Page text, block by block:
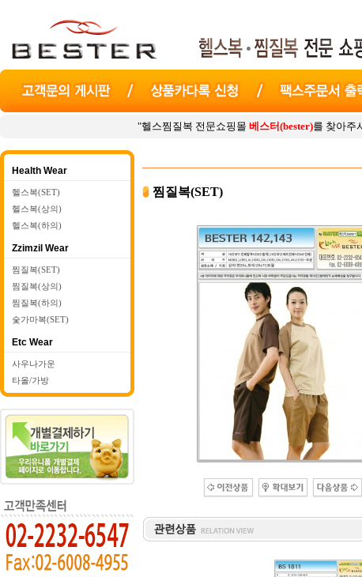
"헬스찜질복 전문쇼핑몰 베스터(bester) 를 찾아주셔서 감사합니다
Health Wear
헬스복(SET)
헬스복(상의)
헬스복(하의)
Zzimzil Wear
찜질복(SET)
찜질복(상의)
찜질복(하의)
숯가마복(SET)
Etc Wear
사우나가운
타올/가방
찜질복(SET)